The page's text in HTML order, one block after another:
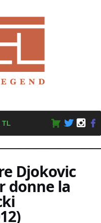
TL
Djokovic
donne la